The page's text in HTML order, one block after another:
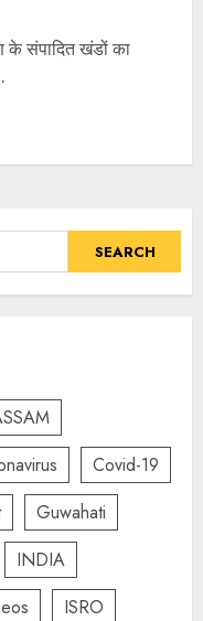
के संपादित खंडों का
Covid-19
Guwahati
INDIA
ISRO